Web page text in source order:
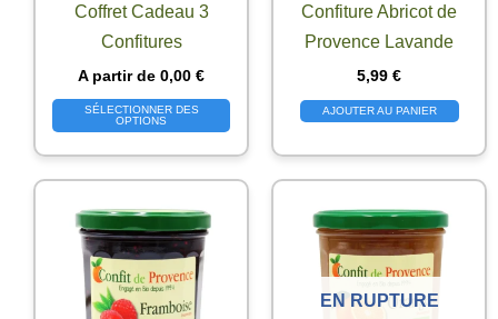
Coffret Cadeau 3
Confitures
A partir de 0,00 €
SÉLECTIONNER DES
OPTIONS
Confiture Abricot de
Provence Lavande
5,99 €
AJOUTER AU PANIER
EN RUPTURE